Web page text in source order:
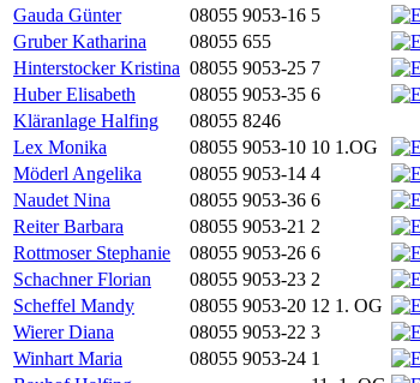
Gauda Günter
08055 9053-16 5
Gruber Katharina
08055 655
Hinterstocker Kristina 08055 9053-25 7
Huber Elisabeth
08055 9053-35 6
Kläranlage Halfing
08055 8246
Lex Monika
08055 9053-10 10 1.OG
Möderl Angelika
08055 9053-14 4
Naudet Nina
08055 9053-36 6
Reiter Barbara
08055 9053-21 2
Rottmoser Stephanie
08055 9053-26 6
Schachner Florian
08055 9053-23 2
Scheffel Mandy
08055 9053-20 12 1. OG
Wierer Diana
08055 9053-22 3
Winhart Maria
08055 9053-24 1